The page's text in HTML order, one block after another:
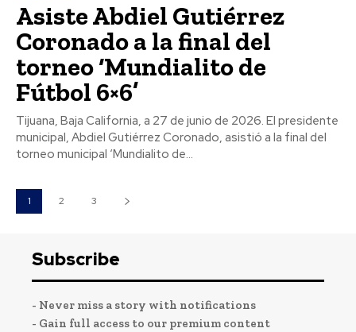
Asiste Abdiel Gutiérrez
Coronado a la final del
torneo ‘Mundialito de
Fútbol 6×6’
Tijuana, Baja California, a 27 de junio de 2026. El presidente
municipal, Abdiel Gutiérrez Coronado, asistió a la final del
torneo municipal ‘Mundialito de...
1 2 3
Subscribe
- Never miss a story with notifications
- Gain full access to our premium content